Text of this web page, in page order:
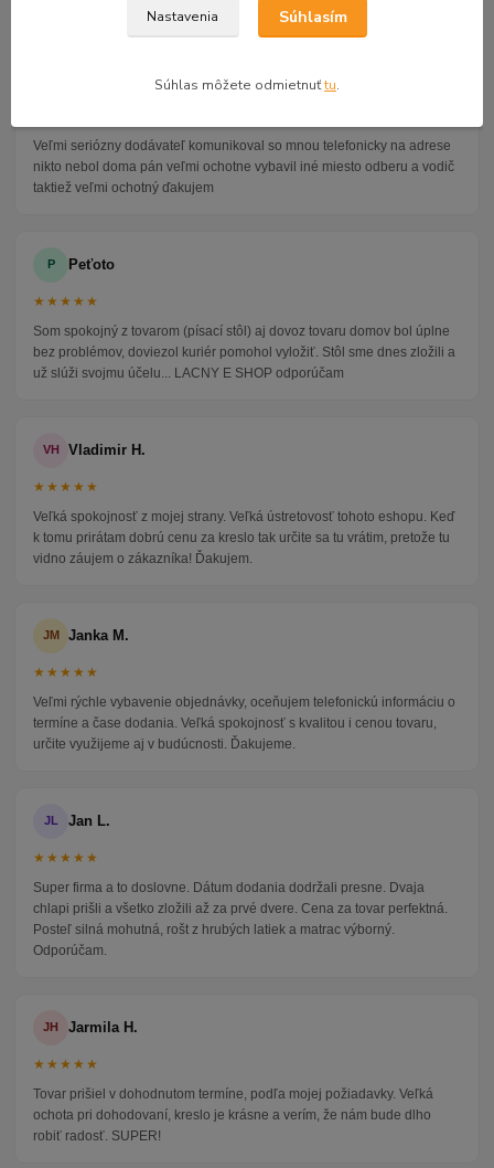
47 recenzií · Google
Veľmi seriózny dodávateľ komunikoval so mnou telefonicky na adrese
nikto nebol doma pán veľmi ochotne vybavil iné miesto odberu a vodič
taktiež veľmi ochotný ďakujem
P Peťoto
★★★★★
Som spokojný z tovarom (písací stôl) aj dovoz tovaru domov bol úplne
bez problémov, doviezol kuriér pomohol vyložiť. Stôl sme dnes zložili a
už slúži svojmu účelu... LACNY E SHOP odporúčam
VH Vladimir H.
★★★★★
Veľká spokojnosť z mojej strany. Veľká ústretovosť tohoto eshopu. Keď
k tomu prirátam dobrú cenu za kreslo tak určite sa tu vrátim, pretože tu
vidno záujem o zákazníka! Ďakujem.
JM Janka M.
★★★★★
Veľmi rýchle vybavenie objednávky, oceňujem telefonickú informáciu o
termíne a čase dodania. Veľká spokojnosť s kvalitou i cenou tovaru,
určite využijeme aj v budúcnosti. Ďakujeme.
JL Jan L.
★★★★★
Super firma a to doslovne. Dátum dodania dodržali presne. Dvaja
chlapi prišli a všetko zložili až za prvé dvere. Cena za tovar perfektná.
Posteľ silná mohutná, rošt z hrubých latiek a matrac výborný.
Odporúčam.
JH Jarmila H.
★★★★★
Tovar prišiel v dohodnutom termíne, podľa mojej požiadavky. Veľká
ochota pri dohodovaní, kreslo je krásne a verím, že nám bude dlho
robiť radosť. SUPER!
Nastavenia Súhlasím
Súhlas môžete odmietnuťtu.